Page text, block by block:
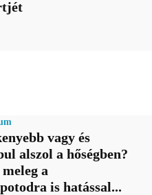
vagy és
alszol a hőségben?
a
is hatással...